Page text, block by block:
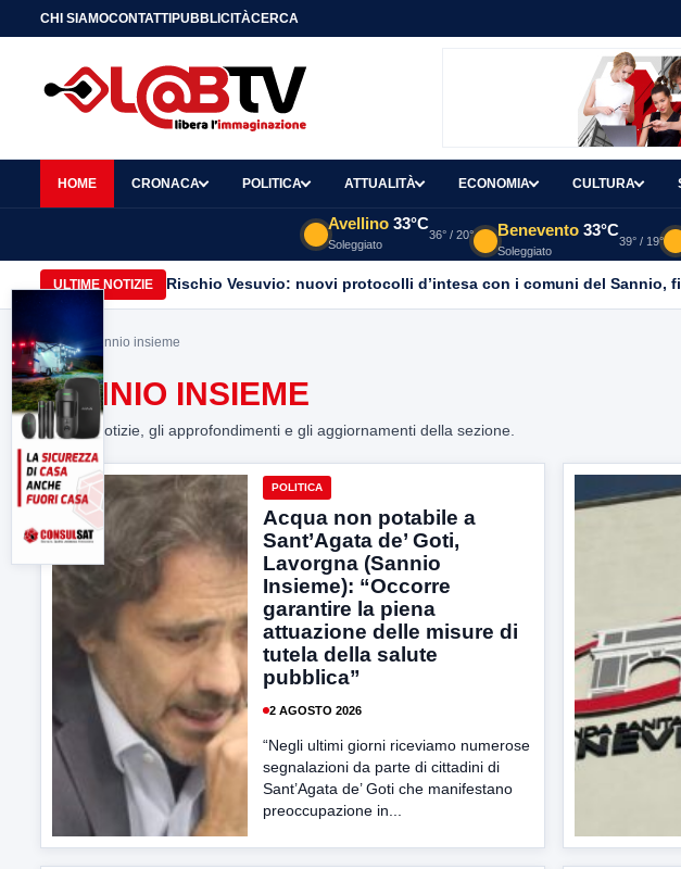
CHI SIAMOCONTATTIPUBBLICITÀCERCA
HOME CRONACA POLITICA ATTUALITÀ ECONOMIA CULTURA
Avellino 33°C
Soleggiato
36° / 20° Benevento 33°C
Soleggiato
39° / 19°
ULTIME NOTIZIE Rischio Vesuvio: nuovi protocolli d’intesa con i comuni del Sannio,
Home> sannio insieme
SANNIO INSIEME
Tutte le notizie, gli approfondimenti e gli aggiornamenti della sezione.
POLITICA
Acqua non potabile a
Sant’Agata de’ Goti,
Lavorgna (Sannio
Insieme): “Occorre
garantire la piena
attuazione delle misure di
tutela della salute
pubblica”
2 AGOSTO 2026
“Negli ultimi giorni riceviamo numerose
segnalazioni da parte di cittadini di
Sant’Agata de’ Goti che manifestano
preoccupazione in...